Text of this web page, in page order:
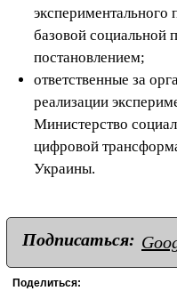
экспериментального
базовой
постановлением;
ответственные за
реализации
Министерство
цифровой
Украины.
Подписаться:
Поделиться: